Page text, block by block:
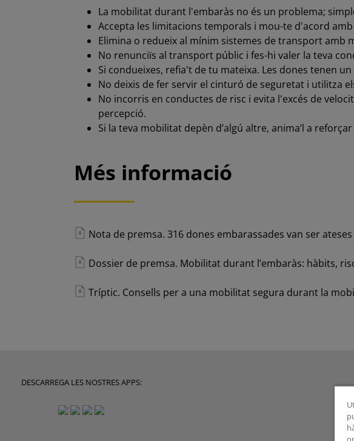
La mobilitat durant l'embaràs no és un problema;
Accepta les limitacions temporals i mou-te d'acord
Elimina o redueix al mínim sistemes de transport amb
No renunciïs al transport públic i fes-hi valer la teva
Si condueixes, refia't de tu mateixa. Les dones tenen
No deixis de fer servir el cinturó de seguretat i utilitza
No incorris en conductes de risc i evita l'excés de
percepció.
Si la teva mobilitat depèn d’algú altre, anima’l a
Més informació
Nota de premsa. 316 dones embarassades van ser
Dossier de premsa. Mobilitat durant l’embaràs: hàbits,
Tríptic. Consells per a una mobilitat segura durant la
DESCARREGA LES NOSTRES APPS: